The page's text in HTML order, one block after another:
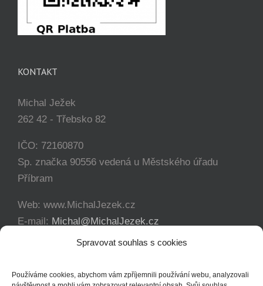
Spravovat souhlas s cookies
Používáme cookies, abychom vám zpříjemnili používání webu, analyzovali
KONTAKT
Michal Ježek
262 42 - Třebsko 82
IČO: 72160870
Sp. značka 90556 vedená u Městského úřadu
Příbram
Web: www.MichalJezek.cz
E-mail: Michal@MichalJezek.cz
+420 777 346 649